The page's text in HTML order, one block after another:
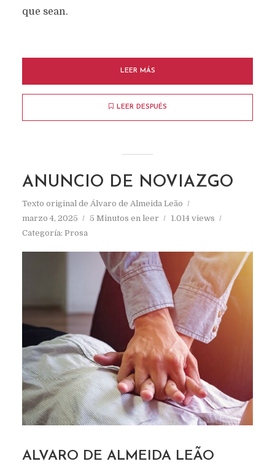
que sean.
LEER MÁS
LEER DESPUÉS
ANUNCIO DE NOVIAZGO
Texto original de Álvaro de Almeida Leão
marzo 4, 2025
5 Minutos en leer
1.014 views
Categoría: Prosa
ALVARO DE ALMEIDA LEÃO